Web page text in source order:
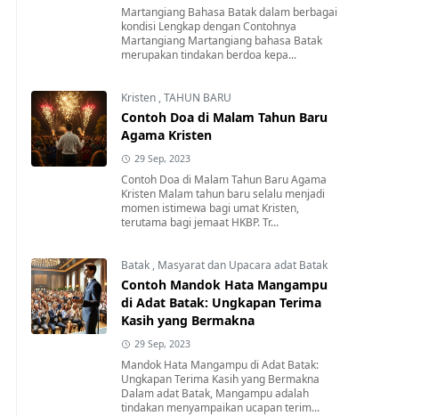
Martangiang Bahasa Batak dalam berbagai
kondisi Lengkap dengan Contohnya
Martangiang Martangiang bahasa Batak
merupakan tindakan berdoa kepa...
Kristen ,TAHUN BARU
Contoh Doa di Malam Tahun Baru
Agama Kristen
29 Sep, 2023
Contoh Doa di Malam Tahun Baru Agama
Kristen Malam tahun baru selalu menjadi
momen istimewa bagi umat Kristen,
terutama bagi jemaat HKBP. Tr...
Batak , Masyarat dan Upacara adat Batak
Contoh Mandok Hata Mangampu
di Adat Batak: Ungkapan Terima
Kasih yang Bermakna
29 Sep, 2023
Mandok Hata Mangampu di Adat Batak:
Ungkapan Terima Kasih yang Bermakna
Dalam adat Batak, Mangampu adalah
tindakan menyampaikan ucapan terim...